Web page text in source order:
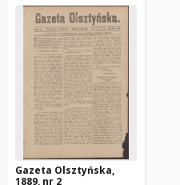
Gazeta Olsztyńska,
1889, nr 2